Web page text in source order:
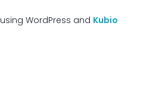
using WordPress and Kubio